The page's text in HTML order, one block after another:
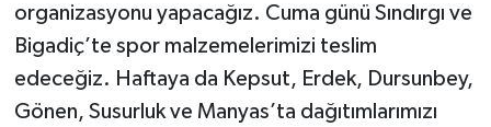
organizasyonu yapacağız. Cuma günü Sındırgı ve
Bigadiç’te spor malzemelerimizi teslim
edeceğiz. Haftaya da Kepsut, Erdek, Dursunbey,
Gönen, Susurluk ve Manyas’ta dağıtımlarımızı